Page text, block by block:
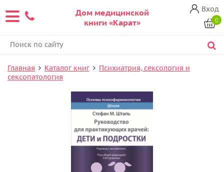
Дом медицинской
книги «Карат»
Вход
0
Главная Каталог книг
Психиатрия, сексология и
сексопатология